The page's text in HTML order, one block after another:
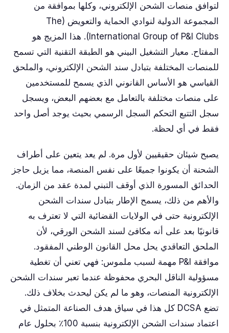
لتوافق منصات الشحن الإلكتروني، وكلها بموافقة من
المجموعة الدولية لنوادي الحماية والتعويض (The
International Group of P&I Clubs). هذا المزيج هو
المفتاح. معيار التشغيل البيني هو الطبقة التقنية التي تسمح
للمنصات المختلفة بتبادل سند الشحن الإلكتروني، والملحق
القياسي هو الأساس القانوني الذي يسمح للمستخدمين
على منصات مختلفة بالتعامل مع بعضهم البعض، ويسجل
سجل التتبع التحكم السجل الرسمي بحيث يوجد أصل واحد
فقط في أي لحظة.
يصبح شيئان حقيقيين لأول مرة. لم يعد يتعين على أطراف
الشحنة أن يكونوا جميعًا على نفس المنصة، مما يزيل حاجز
الحدائق المسورة الذي أوقف التبني لمدة عقد من الزمان.
والأهم من ذلك، يسمح الإطار بتبادل سندات الشحن
الإلكترونية حتى في الولايات القضائية التي لا تعترف به
قانونيًا بعد على أنه مكافئ لسند الشحن الورقي، لأن
الملحق التعاقدي يحل محل القانون الوطني المفقود.
موافقة P&I مهمة لسبب ملموس: فهي تعني أن تغطية
مسؤولية الناقل البحري محفوظة عندما تعبر سندات الشحن
الإلكترونية المنصات، وهو ما لم يكن ليحدث بخلاف ذلك.
تضع DCSA كل هذا في سياق هدف الصناعة المتمثل في
اعتماد سندات الشحن الإلكترونية بنسبة 100٪ بحلول عام